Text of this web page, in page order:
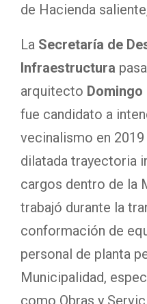
de Hacienda
La Secretaría de
Infraestructura
arquitecto
fue candidato a
vecinalismo en
dilatada trayectoria
cargos dentro de la
trabajó durante la
conformación de
personal de planta
Municipalidad,
como Obras y